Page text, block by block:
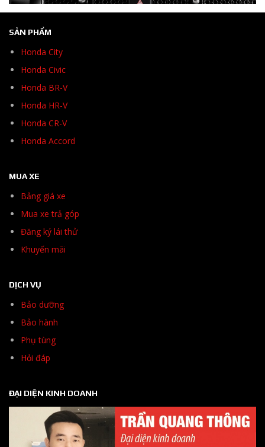
SẢN PHẨM
Honda City
Honda Civic
Honda BR-V
Honda HR-V
Honda CR-V
Honda Accord
MUA XE
Bảng giá xe
Mua xe trả góp
Đăng ký lái thử
Khuyến mãi
DỊCH VỤ
Bảo dưỡng
Bảo hành
Phụ tùng
Hỏi đáp
ĐẠI DIỆN KINH DOANH